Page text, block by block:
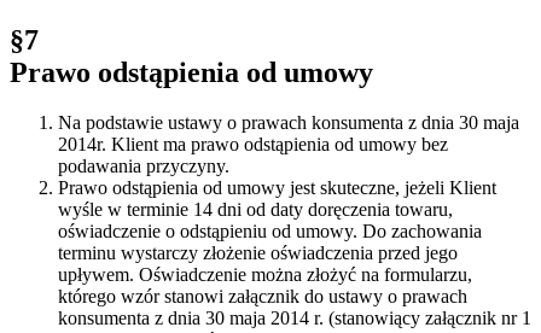
§7
Prawo odstąpienia od umowy
Na podstawie ustawy o prawach konsumenta z dnia 30 maja
2014r. Klient ma prawo odstąpienia od umowy bez
podawania przyczyny.
Prawo odstąpienia od umowy jest skuteczne, jeżeli Klient
wyśle w terminie 14 dni od daty doręczenia towaru,
oświadczenie o odstąpieniu od umowy. Do zachowania
terminu wystarczy złożenie oświadczenia przed jego
upływem. Oświadczenie można złożyć na formularzu,
którego wzór stanowi załącznik do ustawy o prawach
konsumenta z dnia 30 maja 2014 r. (stanowiący załącznik nr 1